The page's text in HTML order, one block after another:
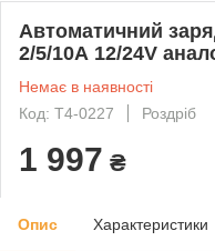
Автоматичний
2/5/10А 12/24V
Немає в наявності
Код: T4-0227
Роздріб
1 997 ₴
Опис Характеристики